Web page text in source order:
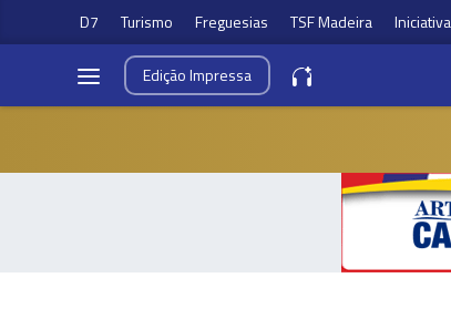
D7 Turismo Freguesias TSF Madeira
EdiçãoImpressa